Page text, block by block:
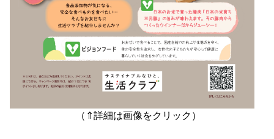
（⇑詳細は画像をクリック）